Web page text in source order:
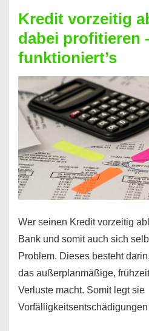
Kredit
berechnen
–
Mit
diesen
Regeln!
Kredit vorzeitig
dabei profitieren
funktioniert’s
Wer seinen Kredit vorzeitig
Bank und somit auch sich
Problem. Dieses besteht
das außerplanmäßige,
Verluste macht. Somit legt sie